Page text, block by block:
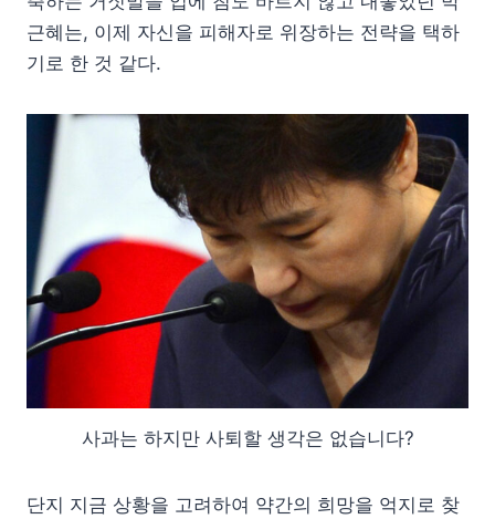
근혜는, 이제 자신을 피해자로 위장하는 전략을 택하
기로 한 것 같다.
사과는 하지만 사퇴할 생각은 없습니다?
단지 지금 상황을 고려하여 약간의 희망을 억지로 찾